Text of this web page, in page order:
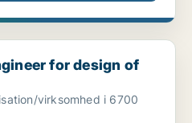
design of future gr...
for design of
virksomhed i 6700